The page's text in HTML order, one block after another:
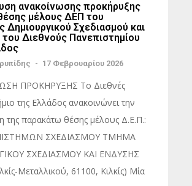
ανακοίνωσης προκήρυξης
μέλους ΔΕΠ του
Δημιουργικού Σχεδιασμού και
Διεθνούς Πανεπιστημίου
- 17 Φεβρουαρίου 2026
ΠΡΟΚΗΡΥΞΗΣ Το Διεθνές
της Ελλάδος ανακοινώνει την
της παρακάτω θέσης μέλους Δ.Ε.Π.:
ΣΧΕΔΙΑΣΜΟΥ ΤΜΗΜΑ
ΣΧΕΔΙΑΣΜΟΥ ΚΑΙ ΕΝΔΥΣΗΣ
Μεταλλικού, 61100, Κιλκίς) Μία